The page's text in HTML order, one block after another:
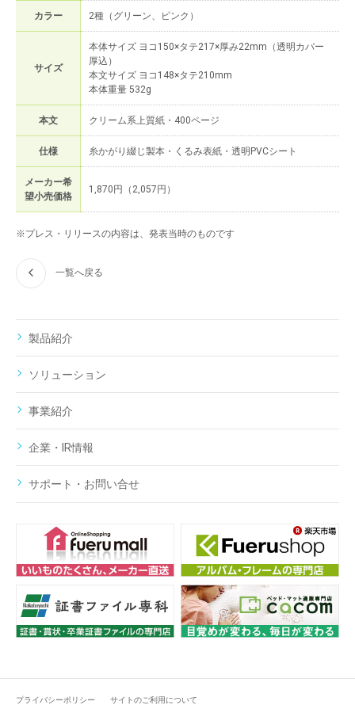
カラー 2種（グリーン、ピンク）
サイズ
本体サイズ ヨコ150×タテ217×厚み22mm（透明カバー
厚込）
本文サイズ ヨコ148×タテ210mm
本体重量 532g
本文 クリーム系上質紙・400ページ
仕様 糸かがり綴じ製本・くるみ表紙・透明PVCシート
メーカー希
望小売価格
1,870円（2,057円）
※プレス・リリースの内容は、発表当時のものです
一覧へ戻る
製品紹介
ソリューション
事業紹介
企業・IR情報
サポート・お問い合せ
プライバシーポリシー サイトのご利用について